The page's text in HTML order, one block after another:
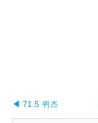
◀ 71.5 퀴즈